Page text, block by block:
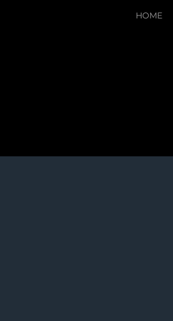
HOME